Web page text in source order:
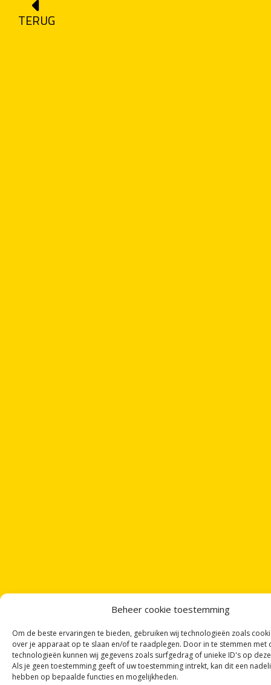
Beheer cookie toestemming
Om de beste ervaringen te bieden, gebruiken wij technologieën zoals
over je apparaat op te slaan en/of te raadplegen. Door in te stemmen met
technologieën kunnen wij gegevens zoals surfgedrag of unieke ID's op
Als je geen toestemming geeft of uw toestemming intrekt, kan dit een
hebben op bepaalde functies en mogelijkheden.
TERUG